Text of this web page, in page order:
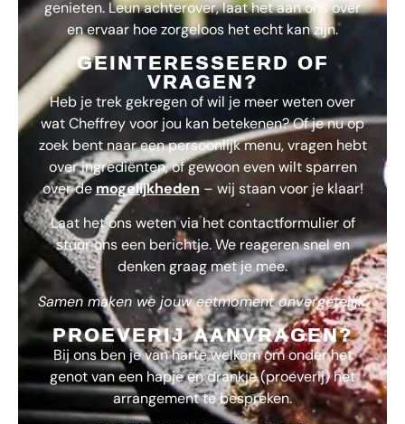
genieten. Leun achterover, laat het aan ons over
en ervaar hoe zorgeloos het echt kan zijn.
GEINTERESSEERD OF
VRAGEN?
Heb je trek gekregen of wil je meer weten over
watCheffreyvoor jou kan betekenen? Of je nu op
zoek bent naar een persoonlijk menu, vragen hebt
over ingrediënten, of gewoon even wilt sparren
over demogelijkheden – wij staan voor je klaar!
Laat het ons weten via het contactformulier of
stuur ons een berichtje. We reageren snel en
denken graag met je mee.
Samen maken we jouw eetmoment onvergetelijk.
PROEVERIJ AANVRAGEN?
Bij ons ben je van harte welkom om onder het
genot van een hapje en drankje (proeverij) het
arrangement te bespreken.